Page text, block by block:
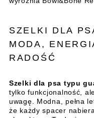
SZELKI DLA
MODA,
RADOŚĆ
Szelki dla psa typu
tylko funkcjonalność,
uwagę. Modna, pełna
że każdy spacer